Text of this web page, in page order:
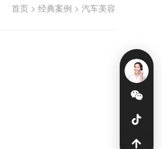
首页 > 经典案例 > 汽车美容